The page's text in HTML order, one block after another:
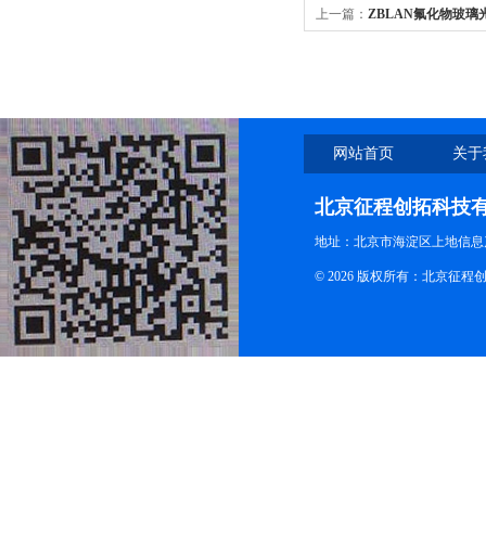
上一篇： ZBLAN氟化物玻璃
网站首页 关
北京征程创拓科技
地址：北京市海淀区上地信
© 2026 版权所有：北京征程